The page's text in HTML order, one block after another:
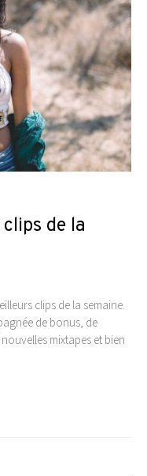
de la
clips de la semaine.
de bonus, de
mixtapes et bien